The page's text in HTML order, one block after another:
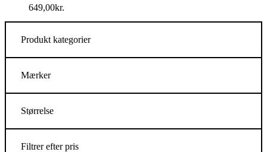
649,00kr.
Produkt kategorier
Mærker
Størrelse
Filtrer efter pris